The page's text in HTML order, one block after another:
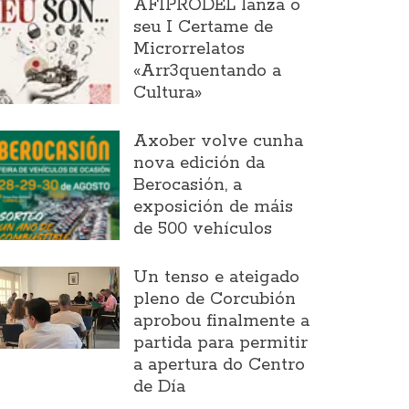
AFIPRODEL lanza o
seu I Certame de
Microrrelatos
«Arr3quentando a
Cultura»
Axober volve cunha
nova edición da
Berocasión, a
exposición de máis
de 500 vehículos
Un tenso e ateigado
pleno de Corcubión
aprobou finalmente a
partida para permitir
a apertura do Centro
de Día